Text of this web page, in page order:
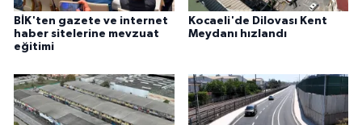
BİK'ten gazete ve internet
haber sitelerine mevzuat
eğitimi
Kocaeli'de Dilovası Kent
Meydanı hızlandı